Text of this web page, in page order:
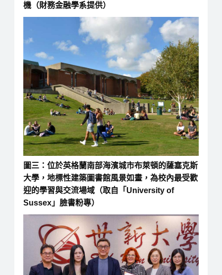
機（財務金融學系提供）
圖三：位於英格蘭南部海濱城市布萊頓的薩塞克斯
大學，地標性建築圖書館風景如畫，為校內最受歡
迎的學習與交流場域（取自「University of
Sussex」臉書粉專）